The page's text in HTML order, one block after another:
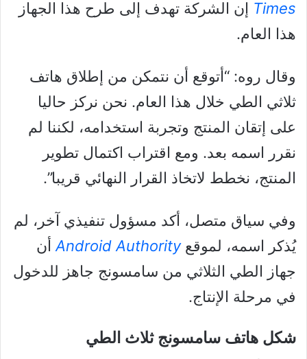
Times إن الشركة تهدف إلى طرح هذا الجهاز
هذا العام.
وقال روه: “أتوقع أن نتمكن من إطلاق هاتف
ثلاثي الطي خلال هذا العام. نحن نركز حاليا
على إتقان المنتج وتجربة استخدامه، لكننا لم
نقرر اسمه بعد. ومع اقتراب اكتمال تطوير
المنتج، نخطط لاتخاذ القرار النهائي قريبا”.
وفي سياق متصل، أكد مسؤول تنفيذي آخر، لم
يُذكر اسمه، لموقعAndroid Authority أن
جهاز الطي الثلاثي من سامسونج جاهز للدخول
في مرحلة الإنتاج.
شكل هاتف سامسونج ثلاث الطي